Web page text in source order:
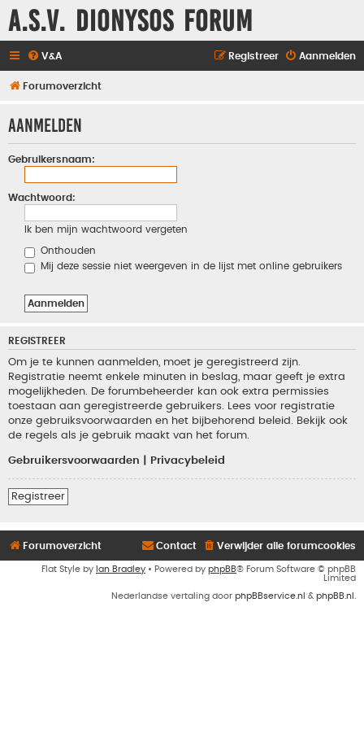
A.S.V. Dionysos Forum
V&A Aanmelden
Registreer
Forumoverzicht
Aanmelden
Gebruikersnaam:
Wachtwoord:
Ik ben mijn wachtwoord vergeten
Onthouden
Mij deze sessie niet weergeven in de lijst met online gebruikers
REGISTREER
Om je te kunnen aanmelden, moet je geregistreerd zijn.
Registratie neemt enkele minuten in beslag, maar geeft je extra
mogelijkheden. De forumbeheerder kan ook extra permissies
toestaan aan geregistreerde gebruikers. Lees voor registratie
onze gebruiksvoorwaarden en het bijbehorend beleid. Bekijk ook
de regels als je gebruik maakt van het forum.
Gebruikersvoorwaarden Privacybeleid
Registreer
Forumoverzicht Verwijder alle forumcookies
Contact
Flat Style by Ian Bradley • Powered by phpBB® Forum Software © phpBB
Limited
Nederlandse vertaling door phpBBservice.nl & phpBB.nl .